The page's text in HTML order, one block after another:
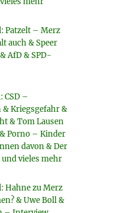
Patzelt – Merz
auch & Speer
AfD & SPD-
CSD –
& Kriegsgefahr &
& Tom Lausen
Porno – Kinder
davon & Der
vieles mehr
Hahne zu Merz
& Uwe Boll &